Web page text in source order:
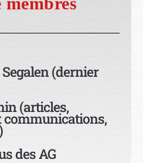
(dernier
(articles,
communications,
des AG